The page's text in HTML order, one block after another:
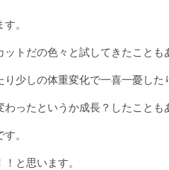
。
ットだの色々と試してきたことも
少しの体重変化で一喜一憂し
ったというか成長？したこと
。
と思います。